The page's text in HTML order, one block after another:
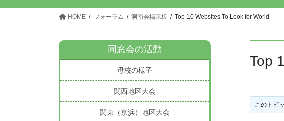
ッ
移
HOME フォーラム 洞南会掲示板 Top 10 Websites To Look for World
Top
このトピ
同窓会の活動
母校の様子
関西地区大会
関東（京浜）地区大会